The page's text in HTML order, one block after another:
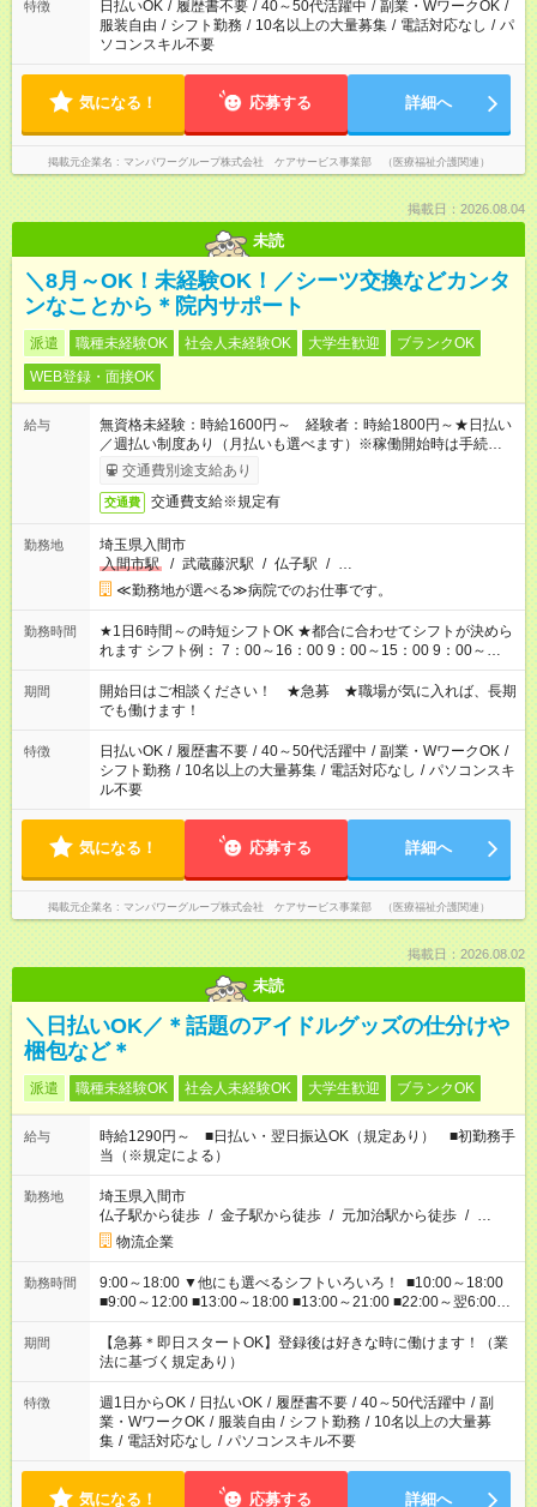
特徴 日払いOK / 履歴書不要 / 40～50代活躍中 / 副業・WワークOK /
服装自由 / シフト勤務 / 10名以上の大量募集 / 電話対応なし / パ
ソコンスキル不要
気になる！ 応募する 詳細へ
掲載元企業名 マンパワーグループ株式会社 ケアサービス事業部 （医療福祉介護関連）
掲載日：2026.08.04
未読
＼8月～OK！未経験OK！／シーツ交換などカンタ
ンなことから＊院内サポート
派遣 職種未経験OK 社会人未経験OK 大学生歓迎
ブランクOK
WEB登録・面接OK
給与
無資格未経験：時給1600円～ 経験者：時給1800円～★日払い
／週払い制度あり（月払いも選べます）※稼働開始時は手続き完
了次第のお支払いとなります。
交通費別途支給あり
交通費 交通費支給※規定有
勤務地
埼玉県入間市
入間市駅
/ 武蔵藤沢駅 / 仏子駅 / …
≪勤務地が選べる≫病院でのお仕事です。
勤務時間
★1日6時間～の時短シフトOK ★都合に合わせてシフトが決めら
れます シフト例： 7：00～16：00 9：00～15：00 9：00～
18：00 11：00～20：00 など ※Wワークの場合、他のお仕事と
合わせ週40時間超の就業はご案内できません ※法令に基づき、
週20時間以上勤務は社会保険への加入対象となります ※労働者
派遣法（日雇い派遣の原則禁止）により、短時間・短期間の就
業はご案内が難しい場合があります
期間
開始日はご相談ください！ ★急募 ★職場が気に入れば、長期
でも働けます！
特徴 日払いOK / 履歴書不要 / 40～50代活躍中 / 副業・WワークOK /
シフト勤務 / 10名以上の大量募集 / 電話対応なし / パソコンスキ
ル不要
気になる！ 応募する 詳細へ
掲載元企業名 マンパワーグループ株式会社 ケアサービス事業部 （医療福祉介護関連）
掲載日：2026.08.02
未読
＼日払いOK／＊話題のアイドルグッズの仕分けや
梱包など＊
派遣 職種未経験OK 社会人未経験OK 大学生歓迎 ブランクOK
給与
時給1290円～ ■日払い・翌日振込OK（規定あり） ■初勤務手
当（※規定による）
勤務地
埼玉県入間市
仏子駅から徒歩 / 金子駅から徒歩 / 元加治駅から徒歩 / …
物流企業
勤務時間
9:00～18:00 ▼他にも選べるシフトいろいろ！ ■10:00～18:00
■9:00～12:00 ■13:00～18:00 ■13:00～21:00 ■22:00～翌6:00
など あなたの希望を教えてください！
期間
【急募＊即日スタートOK】登録後は好きな時に働けます！（業
法に基づく規定あり）
特徴 週1日からOK / 日払いOK / 履歴書不要 / 40～50代活躍中 / 副
業・WワークOK / 服装自由 / シフト勤務 / 10名以上の大量募
集 / 電話対応なし / パソコンスキル不要
気になる！ 応募する 詳細へ